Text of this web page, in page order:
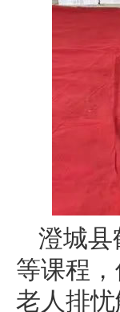
澄城县
等课程
老人排